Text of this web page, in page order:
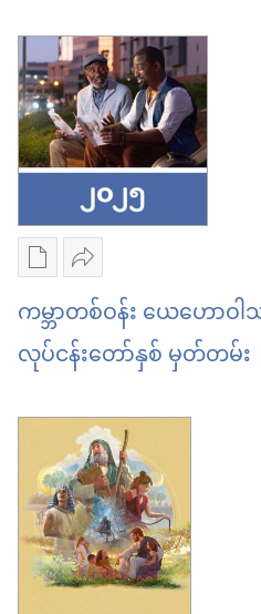
ရွေးချယ်
စရာ
များ
Workbook
for
“Walk
Courageously
With
God”
Courageously
With
God”
စာပေ
ကူး
ယူ
ရာ
မှာ
ရွေးချယ်
စရာ
များ
ကမ္ဘာ
တစ်ဝန်း
ဝေမျှ
ပါ
ကမ္ဘာ
တစ်ဝန်း
ယေ
ဟော
ဝါ
သက်သေ
များ
ရဲ့
ကမ္ဘာတစ်ဝန်း ယေဟောဝ
လုပ်ငန်းတော်နှစ် မှတ်တမ်း